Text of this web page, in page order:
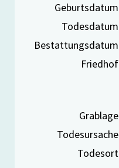
Geburtsdatum
Todesdatum
Bestattungsdatum
Friedhof
Grablage
Todesursache
Todesort